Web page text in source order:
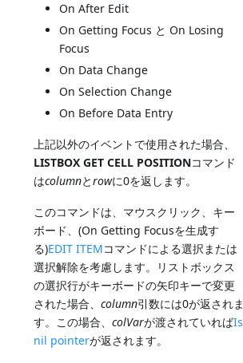
On After Edit
On Getting Focus と On Losing
Focus
On Data Change
On Selection Change
On Before Data Entry
上記以外のイベントで使用された場合、
LISTBOX GET CELL POSITIONコマンド
はcolumnとrowに0を返します。
このコマンドは、マウスクリック、キー
ボード、(On Getting Focusを生成す
る)EDIT ITEMコマンドによる選択または
選択解除を考慮します。リストボックス
の選択行がキーボードの矢印キーで変更
された場合、column引数には0が返されま
す。この場合、colVarが渡されていればIs
nil pointerが返されます。